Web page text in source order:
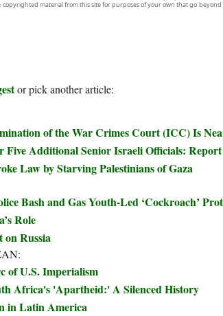
material from this site for purposes of your own that go beyond
or pick another article:
of the War Crimes Court (ICC) Is
Five Additional Senior Israeli Officials: Report
Law by Starving Palestinians of Gaza
Bash and Gas Youth-Led ‘Cockroach’
Role
on Russia
of U.S. Imperialism
Africa's 'Apartheid:' A Silenced History
in Latin America